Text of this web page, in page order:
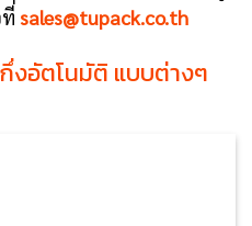
sales@tupack.co.th
งอัตโนมัติ แบบต่างๆ